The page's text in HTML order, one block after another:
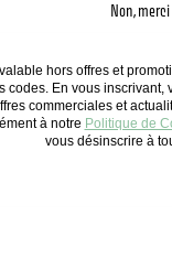
?
Non, merci
hors offres et
codes. En vous inscrivant,
commerciales et
à notre Politique de
vous désinscrire à